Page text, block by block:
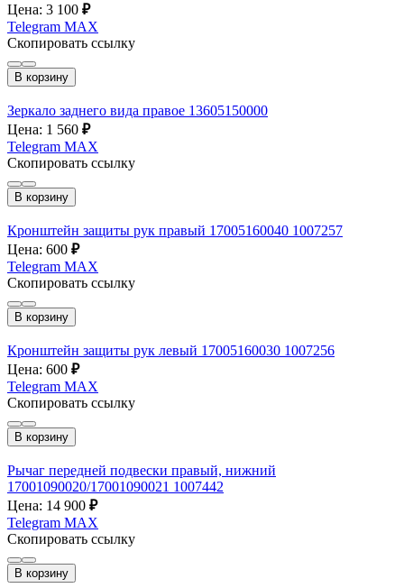
Цена: 3 100 ₽
Telegram MAX
Скопировать ссылку
В корзину
Зеркало заднего вида правое 13605150000
Цена: 1 560 ₽
Telegram MAX
Скопировать ссылку
В корзину
Кронштейн защиты рук правый 17005160040 1007257
Цена: 600 ₽
Telegram MAX
Скопировать ссылку
В корзину
Кронштейн защиты рук левый 17005160030 1007256
Цена: 600 ₽
Telegram MAX
Скопировать ссылку
В корзину
Рычаг передней подвески правый, нижний
17001090020/17001090021 1007442
Цена: 14 900 ₽
Telegram MAX
Скопировать ссылку
В корзину